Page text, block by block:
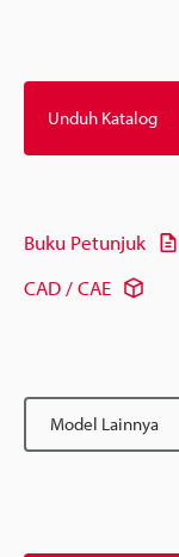
Unduh Katalog
Buku Petunjuk
CAD / CAE
Model Lainnya